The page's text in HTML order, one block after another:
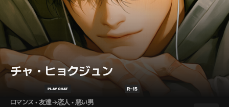
チャ・ヒョクジュン
ロマンス • 友達→恋人 • 悪い男